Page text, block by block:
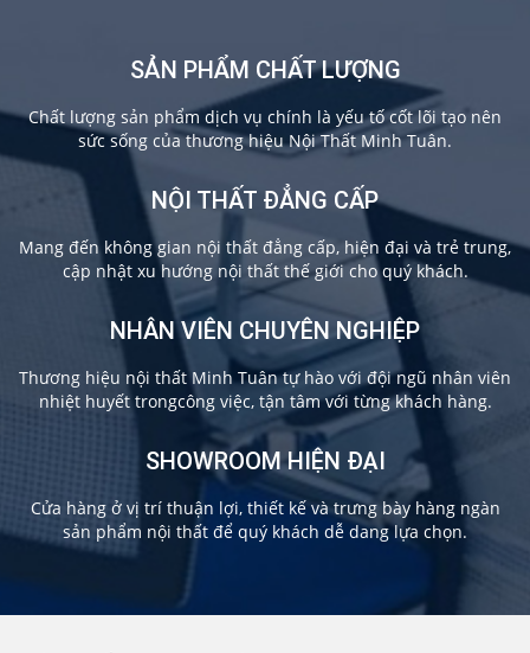
SẢN PHẨM CHẤT LƯỢNG
Chất lượng sản phẩm dịch vụ chính là yếu tố cốt lõi tạo nên
sức sống của thương hiệu Nội Thất Minh Tuân.
NỘI THẤT ĐẲNG CẤP
Mang đến không gian nội thất đẳng cấp, hiện đại và trẻ trung,
cập nhật xu hướng nội thất thế giới cho quý khách.
NHÂN VIÊN CHUYÊN NGHIỆP
Thương hiệu nội thất Minh Tuân tự hào với đội ngũ nhân viên
nhiệt huyết trongcông việc, tận tâm với từng khách hàng.
SHOWROOM HIỆN ĐẠI
Cửa hàng ở vị trí thuận lợi, thiết kế và trưng bày hàng ngàn
sản phẩm nội thất để quý khách dễ dang lựa chọn.